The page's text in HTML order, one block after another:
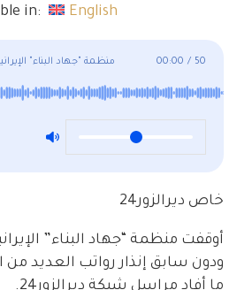
in: English
منظمة "جهاد البناء" 00:00 / 50
خاص ديرالزور24
أوقفت منظمة “جهاد البناء”
ودون سابق إنذار رواتب العديد
ما أفاد مراسل شبكة ديرالزور24.